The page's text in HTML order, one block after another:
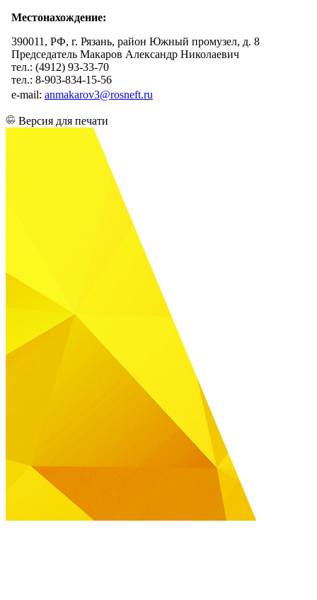
Местонахождение:
390011, РФ, г. Рязань, район Южный промузел, д. 8
Председатель Макаров Александр Николаевич
тел.: (4912) 93-33-70
тел.: 8-903-834-15-56
e-mail: anmakarov3@rosneft.ru
Версия для печати